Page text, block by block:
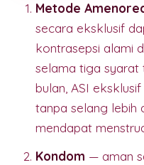
Metode
secara eksklusif
kontrasepsi alami
selama tiga syarat
bulan, ASI
tanpa selang lebih
mendapat
Kondom — aman